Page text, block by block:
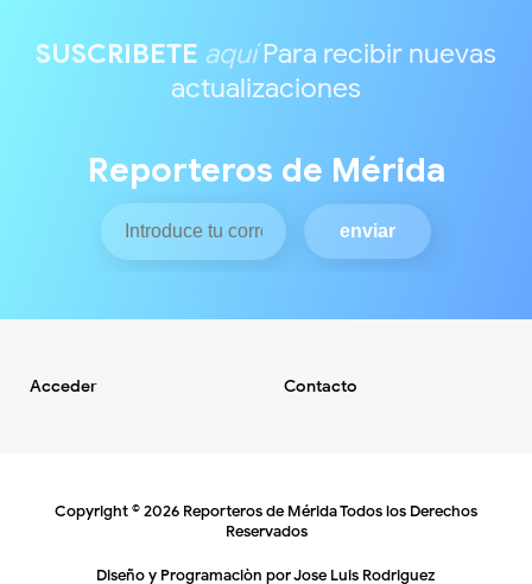
SUSCRIBETE aquíPara recibir nuevas
actualizaciones
Reporteros de Mérida
Acceder Contacto
Copyright ©2026 Reporteros de MéridaTodos los Derechos
Reservados
Diseño y Programaciòn porJose Luis Rodriguez